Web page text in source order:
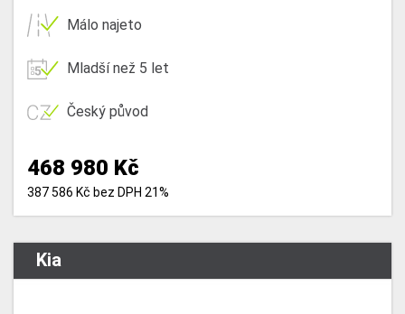
Málo najeto
Mladší než 5 let
Český původ
468 980 Kč
387 586 Kč bez DPH 21%
Kia